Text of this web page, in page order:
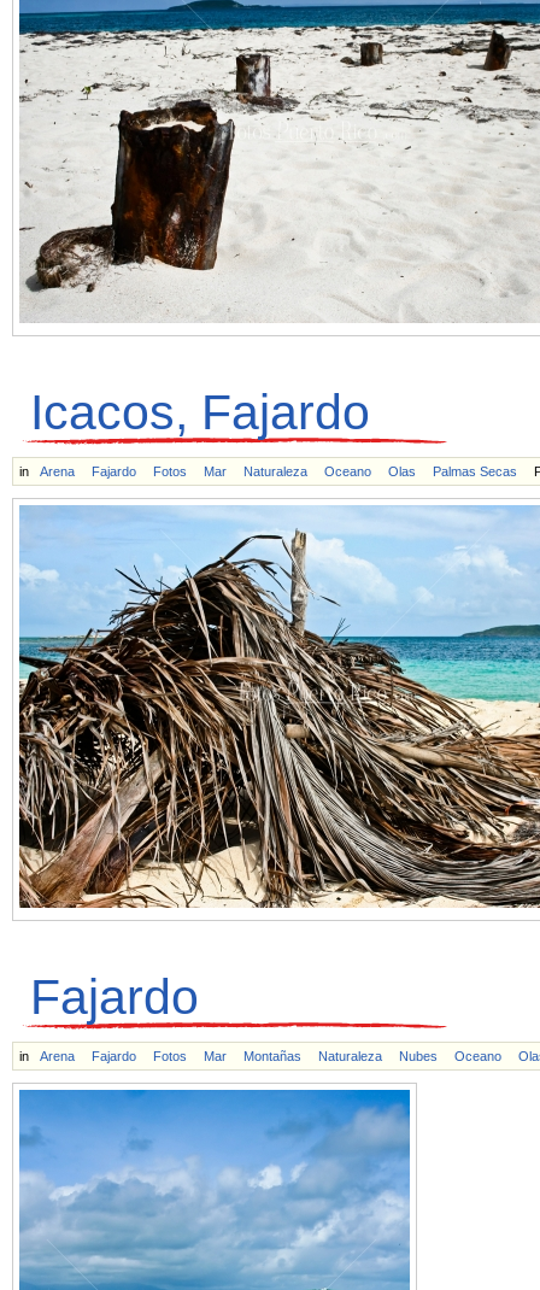
Icacos, Fajardo
in Arena Fajardo Fotos Mar Naturaleza Oceano Olas Palmas Secas
Fajardo
in Arena Fajardo Fotos Mar Montañas Naturaleza Nubes Oceano